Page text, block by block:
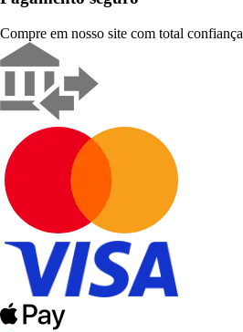
Compre em nosso site com total confiança